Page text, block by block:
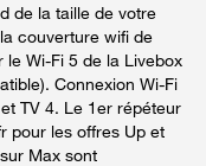
de la taille de votre
couverture wifi de
Wi-Fi 5 de la Livebox
Connexion Wi-Fi
TV 4. Le 1er répéteur
pour les offres Up et
Max sont